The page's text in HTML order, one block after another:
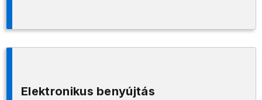
Elektronikus benyújtás